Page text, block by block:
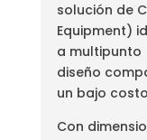
solución de
Equipment)
a multipunto
diseño
un bajo
Con